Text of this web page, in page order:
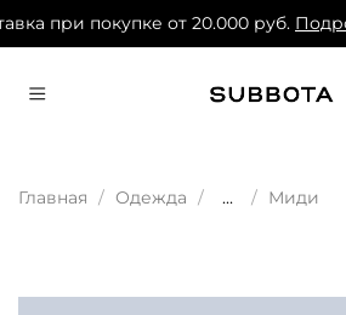
при покупке от 20.000 руб.
Главная Одежда ... Миди